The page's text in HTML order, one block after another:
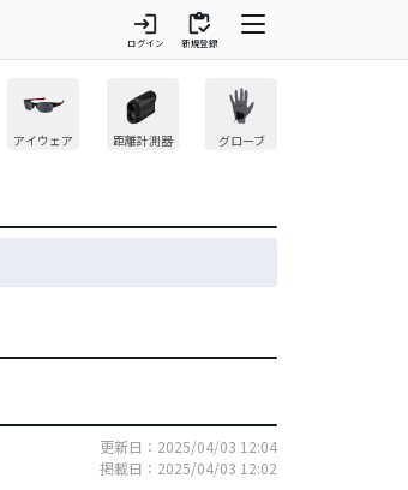
login
ログイン
inventory
新規登録
アイウェア 距離計測器 グローブ
更新日：2025/04/03 12:04
掲載日：2025/04/03 12:02